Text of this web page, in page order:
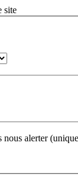
site
alerter